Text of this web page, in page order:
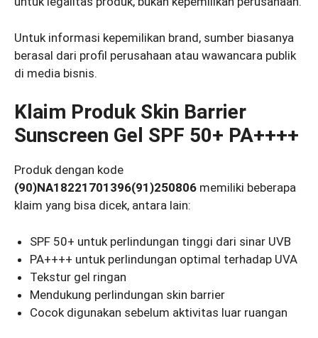
Untuk informasi kepemilikan brand, sumber biasanya
berasal dari profil perusahaan atau wawancara publik
di media bisnis.
Klaim Produk Skin Barrier
Sunscreen Gel SPF 50+ PA++++
Produk dengan kode
(90)NA18221701396(91)250806 memiliki beberapa
klaim yang bisa dicek, antara lain:
SPF 50+ untuk perlindungan tinggi dari sinar UVB
PA++++ untuk perlindungan optimal terhadap UVA
Tekstur gel ringan
Mendukung perlindungan skin barrier
Cocok digunakan sebelum aktivitas luar ruangan